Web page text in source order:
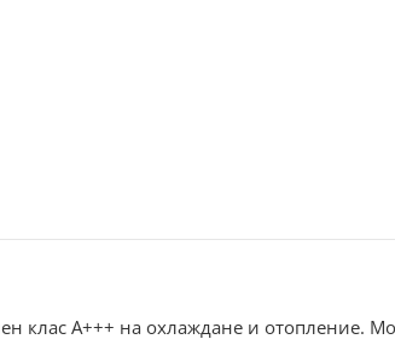
клас A+++ на охлаждане и отопление.